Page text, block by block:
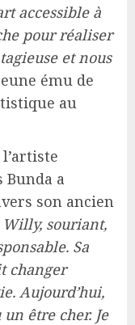
accessible à
pour réaliser
et nous
ému de
au
Bunda a
son ancien
souriant,
Sa
changer
Aujourd’hui,
être cher. Je